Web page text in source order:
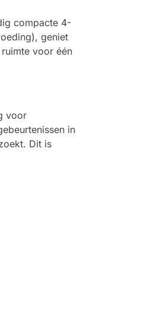
compacte 4-
geniet
voor één
voor
in
Dit is